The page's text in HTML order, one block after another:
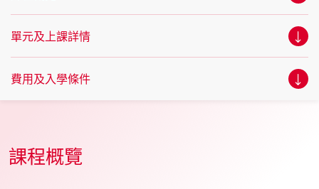
單元及上課詳情
費用及入學條件
課程概覽